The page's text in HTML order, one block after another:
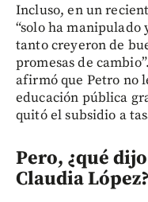
Incluso, en un
“solo ha manipulado
tanto creyeron de
promesas de
afirmó que Petro no
educación pública
quitó el subsidio a
Pero, ¿qué
Claudia López?